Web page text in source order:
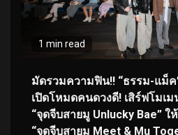
1 min read
มัดรวมความฟิน!! “ธรรม-แม็
เปิดโหมดคนดวงดี! เสิร์ฟโมเ
“จุดจีบสายมู Unlucky Bae”
“จุดจีบสายมู Meet & Mu